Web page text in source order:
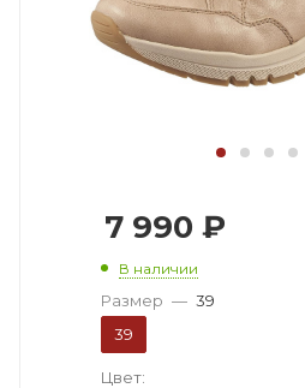
7 990 ₽
В наличии
Размер — 39
39
Цвет: